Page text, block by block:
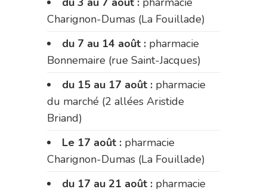
Charignon-Dumas (La Fouillade)
du 7 au 14 août : pharmacie
Bonnemaire (rue Saint-Jacques)
du 15 au 17 août : pharmacie
du marché (2 allées Aristide
Briand)
Le 17 août : pharmacie
Charignon-Dumas (La Fouillade)
du 17 au 21 août : pharmacie